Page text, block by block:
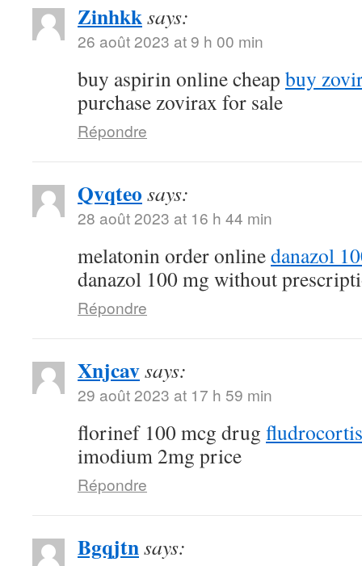
Zinhkksays:
26 août 2023 at 9 h 00 min
buy aspirin online cheap buy
purchase zovirax for sale
Répondre
Qvqteo says:
28 août 2023 at 16 h 44 min
melatonin order onlinedanazol
danazol 100 mg without
Répondre
Xnjcavsays:
29 août 2023 at 17 h 59 min
florinef 100 mcg drug
imodium 2mg price
Répondre
Bgqjtnsays: